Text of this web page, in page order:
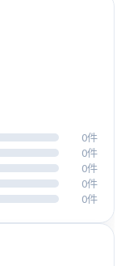
0件
0件
0件
0件
0件